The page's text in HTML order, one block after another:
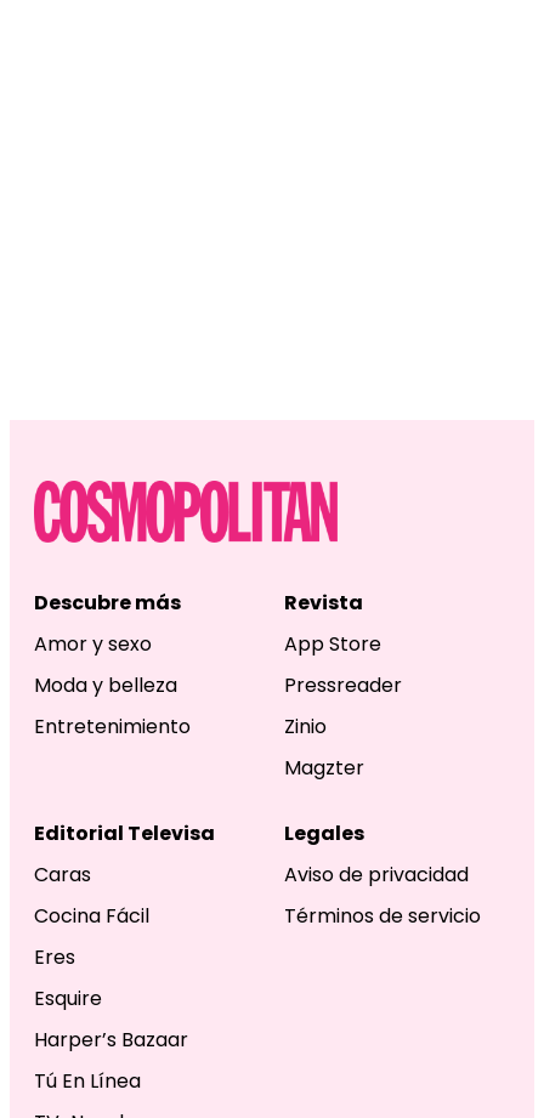
Descubre más
Amor y sexo
Moda y belleza
Entretenimiento
Revista
App Store
Pressreader
Zinio
Magzter
Editorial Televisa
Caras
Cocina Fácil
Eres
Esquire
Harper’s Bazaar
Tú En Línea
Legales
Aviso de privacidad
Términos de servicio